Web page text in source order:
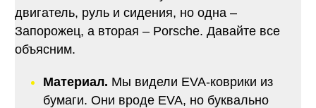
двигатель, руль и сидения, но одна –
Запорожец, а вторая – Porsche. Давайте все
объясним.
Материал. Мы видели EVA-коврики из
бумаги. Они вроде EVA, но буквально